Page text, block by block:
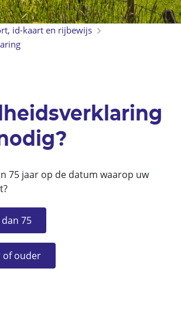
id-kaart en rijbewijs
75 jaar op de datum waarop uw
75
of ouder